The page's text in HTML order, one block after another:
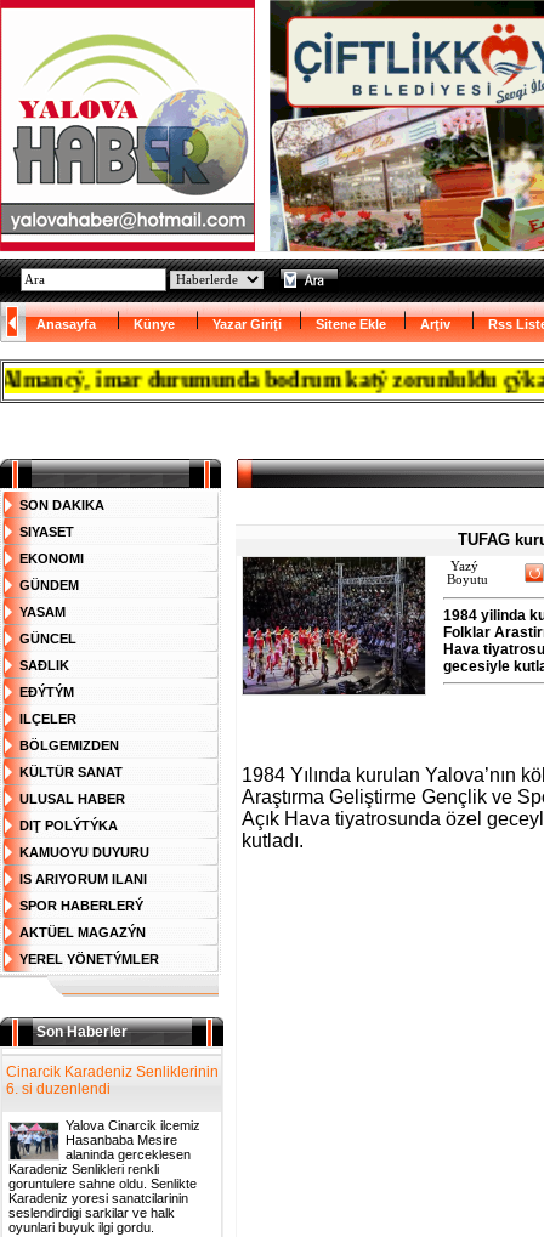
Anasayfa Künye Yazar Giriţi Sitene Ekle Arţiv Rss
imar durumunda bodrum katý zorunlulđu
TUFAG
Yazý
Boyutu
1984 yilinda
Folklar
Hava
gecesiyle
1984 Yılında kurulan Yalova’nın
Araştırma Geliştirme Gençlik ve
Açık Hava tiyatrosunda özel
kutladı.
SON DAKIKA
SIYASET
EKONOMI
GÜNDEM
YASAM
GÜNCEL
SAĐLIK
EĐÝTÝM
ILÇELER
BÖLGEMIZDEN
KÜLTÜR SANAT
ULUSAL HABER
DIŢ POLÝTÝKA
KAMUOYU DUYURU
IS ARIYORUM ILANI
SPOR HABERLERÝ
AKTÜEL MAGAZÝN
YEREL YÖNETÝMLER
Son Haberler
Cinarcik Karadeniz Senliklerinin
6. si duzenlendi
Yalova Cinarcik ilcemiz
Hasanbaba Mesire
alaninda gerceklesen
Karadeniz Senlikleri renkli
goruntulere sahne oldu. Senlikte
Karadeniz yoresi sanatcilarinin
seslendirdigi sarkilar ve halk
oyunlari buyuk ilgi gordu.